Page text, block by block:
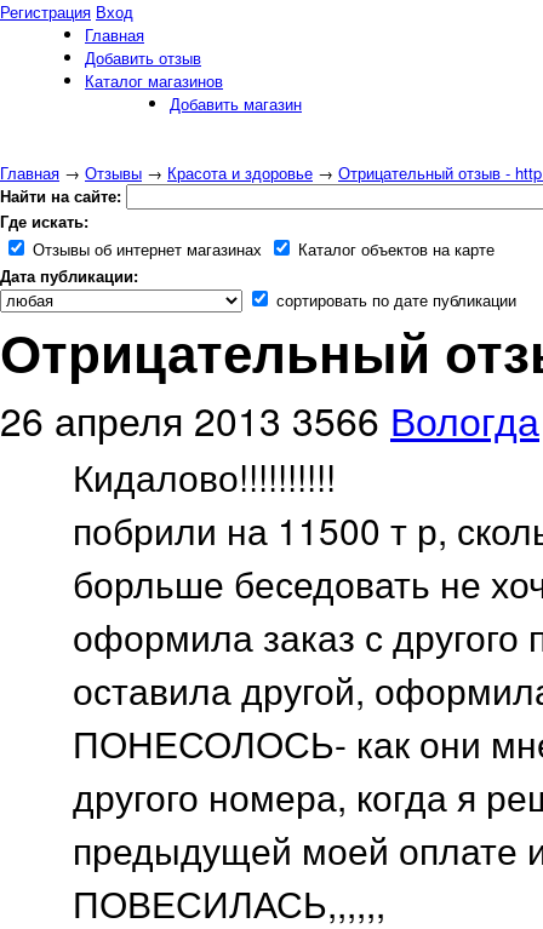
Регистрация Вход
Главная
Добавить отзыв
Каталог магазинов
Добавить магазин
Главная → Отзывы → Красота и здоровье → Отрицательный отзыв -
Найти на сайте:
Где искать:
Отзывы об интернет магазинах
Каталог объектов на карте
Дата публикации:
сортировать по дате публикации
Отрицательный
26 апреля 2013 3566 Вологда
Кидалово!!!!!!!!!!
побрили на 11500 т р,
борльше беседовать не
оформила заказ с другого
оставила другой,
ПОНЕСОЛОСЬ- как они мне
другого номера, когда я
предыдущей моей оплате
ПОВЕСИЛАСЬ,,,,,,